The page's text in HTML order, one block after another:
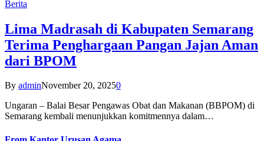
Berita
Lima Madrasah di Kabupaten Semarang
Terima Penghargaan Pangan Jajan Aman
dari BPOM
By adminNovember 20, 20250
Ungaran – Balai Besar Pengawas Obat dan Makanan (BBPOM) di
Semarang kembali menunjukkan komitmennya dalam…